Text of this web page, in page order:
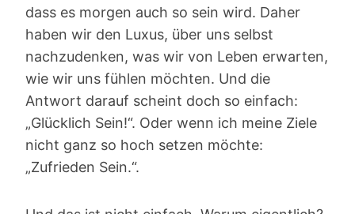
dass es morgen auch so sein wird. Daher
haben wir den Luxus, über uns selbst
nachzudenken, was wir von Leben erwarten,
wie wir uns fühlen möchten. Und die
Antwort darauf scheint doch so einfach:
„Glücklich Sein!“. Oder wenn ich meine Ziele
nicht ganz so hoch setzen möchte:
„Zufrieden Sein.“.